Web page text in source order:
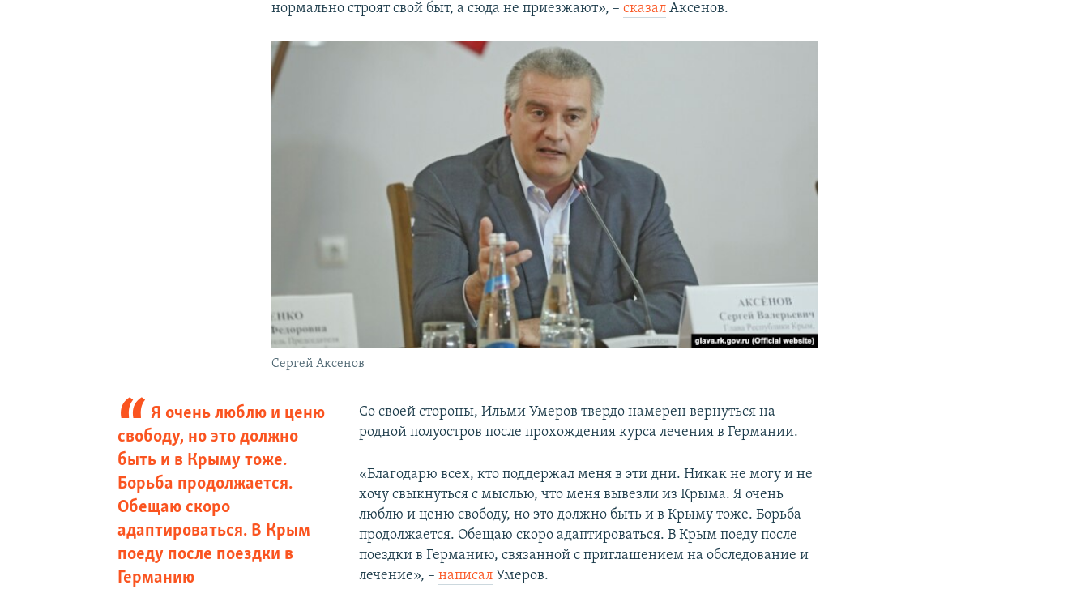
нормально строят свой быт, а сюда не приезжают», –сказал Аксенов.
Сергей Аксенов
Я очень люблю и ценю
свободу, но это должно
быть и в Крыму тоже.
Борьба продолжается.
Обещаю скоро
адаптироваться. В Крым
поеду после поездки в
Германию
​Со своей стороны, Ильми Умеров твердо намерен вернуться на
родной полуостров после прохождения курса лечения в Германии.
«Благодарю всех, кто поддержал меня в эти дни. Никак не могу и не
хочу свыкнуться с мыслью, что меня вывезли из Крыма. Я очень
люблю и ценю свободу, но это должно быть и в Крыму тоже. Борьба
продолжается. Обещаю скоро адаптироваться. В Крым поеду после
поездки в Германию, связанной с приглашением на обследование и
лечение», – написалУмеров.